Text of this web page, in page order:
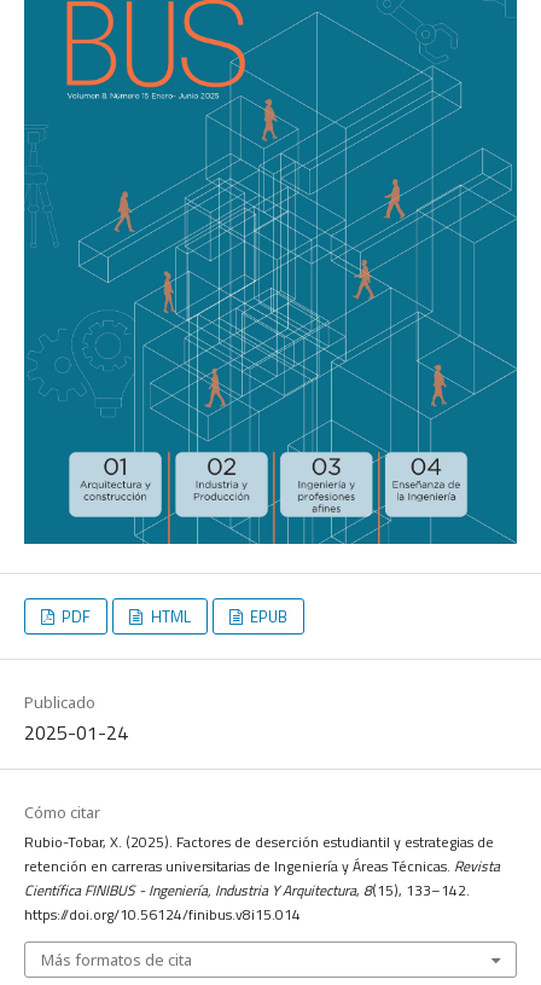
PDF HTML EPUB
Publicado
2025-01-24
Cómo citar
Rubio-Tobar, X. (2025). Factores de deserción estudiantil y estrategias de
retención en carreras universitarias de Ingeniería y Áreas Técnicas. Revista
Científica FINIBUS - Ingeniería, Industria Y Arquitectura, 8(15), 133–142.
https://doi.org/10.56124/finibus.v8i15.014
Más formatos de cita